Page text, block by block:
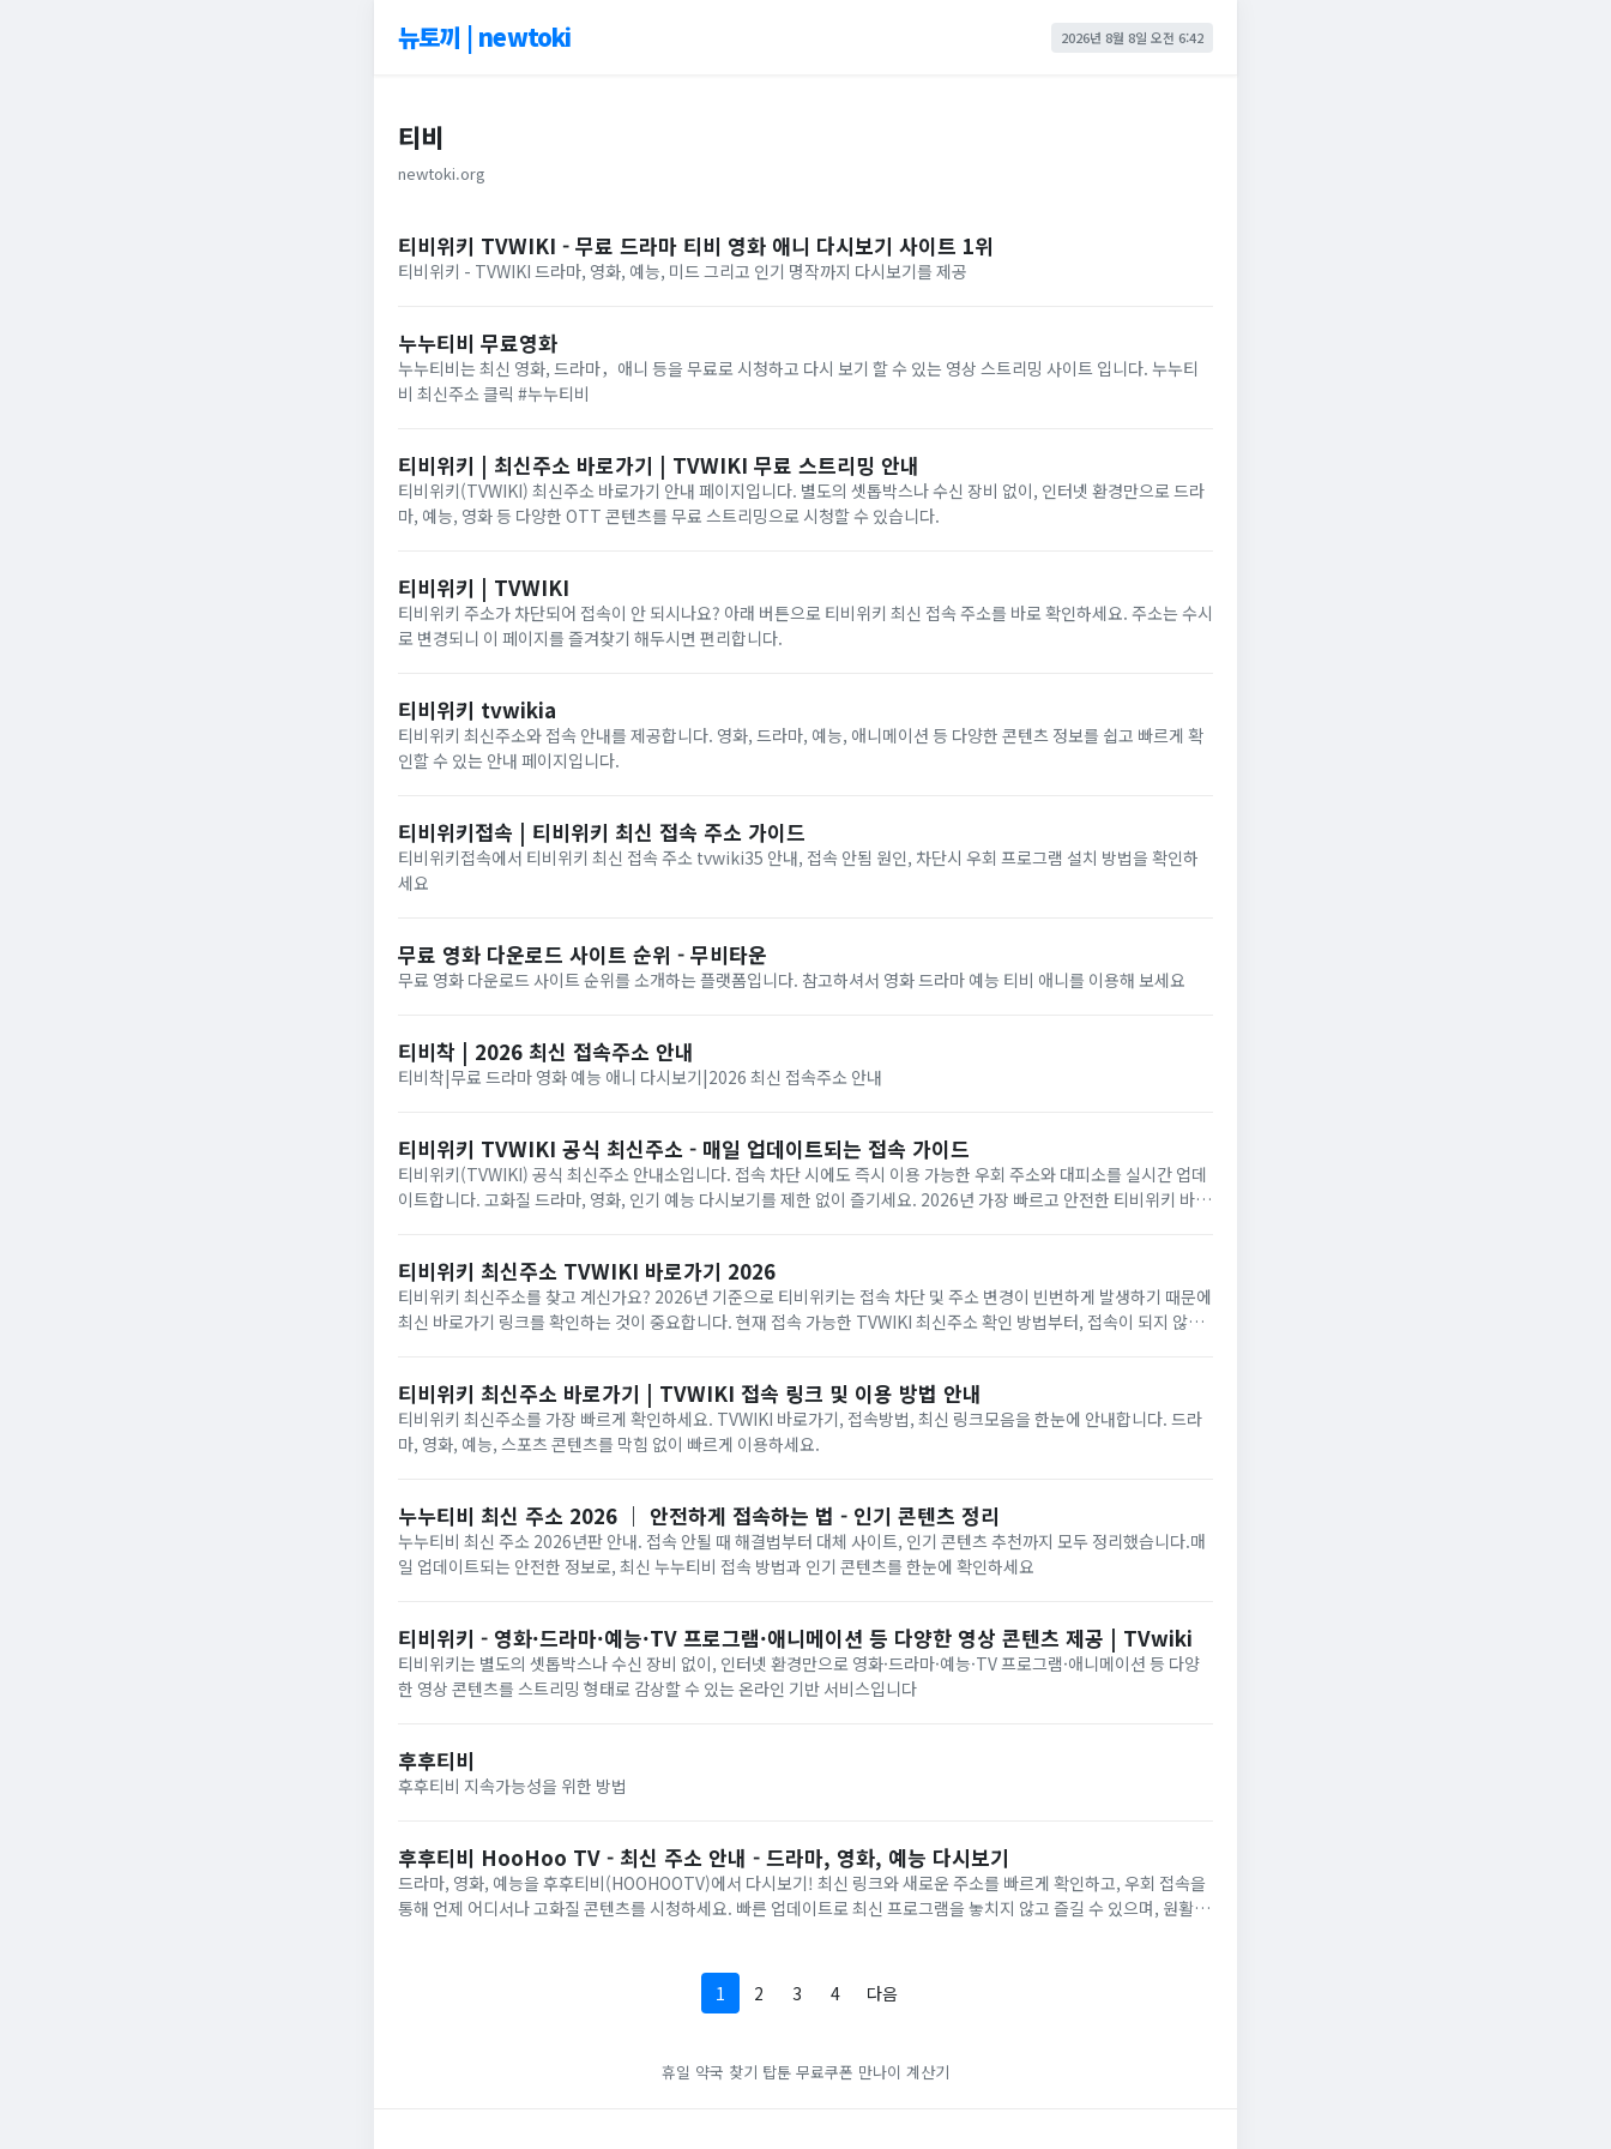
뉴토끼 | newtoki 2026년 8월 8일 오전 6:42
티비
newtoki.org
티비위키 TVWIKI - 무료 드라마 티비 영화 애니 다시보기 사이트 1위
티비위키 - TVWIKI 드라마, 영화, 예능, 미드 그리고 인기 명작까지 다시보기를 제공
누누티비 무료영화
누누티비는 최신 영화, 드라마，애니 등을 무료로 시청하고 다시 보기 할 수 있는 영상 스트리밍 사이트 입니다. 누누티
비 최신주소 클릭 #누누티비
티비위키 | 최신주소 바로가기 | TVWIKI 무료 스트리밍 안내
티비위키(TVWIKI) 최신주소 바로가기 안내 페이지입니다. 별도의 셋톱박스나 수신 장비 없이, 인터넷 환경만으로 드라
마, 예능, 영화 등 다양한 OTT 콘텐츠를 무료 스트리밍으로 시청할 수 있습니다.
티비위키 | TVWIKI
티비위키 주소가 차단되어 접속이 안 되시나요? 아래 버튼으로 티비위키 최신 접속 주소를 바로 확인하세요. 주소는 수시
로 변경되니 이 페이지를 즐겨찾기 해두시면 편리합니다.
티비위키 tvwikia
티비위키 최신주소와 접속 안내를 제공합니다. 영화, 드라마, 예능, 애니메이션 등 다양한 콘텐츠 정보를 쉽고 빠르게 확
인할 수 있는 안내 페이지입니다.
티비위키접속 | 티비위키 최신 접속 주소 가이드
티비위키접속에서 티비위키 최신 접속 주소 tvwiki35 안내, 접속 안됨 원인, 차단시 우회 프로그램 설치 방법을 확인하
세요
무료 영화 다운로드 사이트 순위 - 무비타운
무료 영화 다운로드 사이트 순위를 소개하는 플랫폼입니다. 참고하셔서 영화 드라마 예능 티비 애니를 이용해 보세요
티비착 | 2026 최신 접속주소 안내
티비착|무료 드라마 영화 예능 애니 다시보기|2026 최신 접속주소 안내
티비위키 TVWIKI 공식 최신주소 - 매일 업데이트되는 접속 가이드
티비위키(TVWIKI) 공식 최신주소 안내소입니다. 접속 차단 시에도 즉시 이용 가능한 우회 주소와 대피소를 실시간 업데
이트합니다. 고화질 드라마, 영화, 인기 예능 다시보기를 제한 없이 즐기세요. 2026년 가장 빠르고 안전한 티비위키 바로
티비위키 최신주소 TVWIKI 바로가기 2026
티비위키 최신주소를 찾고 계신가요? 2026년 기준으로 티비위키는 접속 차단 및 주소 변경이 빈번하게 발생하기 때문에
최신 바로가기 링크를 확인하는 것이 중요합니다. 현재 접속 가능한 TVWIKI 최신주소 확인 방법부터, 접속이 되지 않을
티비위키 최신주소 바로가기 | TVWIKI 접속 링크 및 이용 방법 안내
티비위키 최신주소를 가장 빠르게 확인하세요. TVWIKI 바로가기, 접속방법, 최신 링크모음을 한눈에 안내합니다. 드라
마, 영화, 예능, 스포츠 콘텐츠를 막힘 없이 빠르게 이용하세요.
누누티비 최신 주소 2026 ｜ 안전하게 접속하는 법 - 인기 콘텐츠 정리
누누티비 최신 주소 2026년판 안내. 접속 안될 때 해결법부터 대체 사이트, 인기 콘텐츠 추천까지 모두 정리했습니다.매
일 업데이트되는 안전한 정보로, 최신 누누티비 접속 방법과 인기 콘텐츠를 한눈에 확인하세요
티비위키 - 영화·드라마·예능·TV 프로그램·애니메이션 등 다양한 영상 콘텐츠 제공 | TVwiki
티비위키는 별도의 셋톱박스나 수신 장비 없이, 인터넷 환경만으로 영화·드라마·예능·TV 프로그램·애니메이션 등 다양
한 영상 콘텐츠를 스트리밍 형태로 감상할 수 있는 온라인 기반 서비스입니다
후후티비
후후티비 지속가능성을 위한 방법
후후티비 HooHoo TV - 최신 주소 안내 - 드라마, 영화, 예능 다시보기
드라마, 영화, 예능을 후후티비(HOOHOOTV)에서 다시보기! 최신 링크와 새로운 주소를 빠르게 확인하고, 우회 접속을
통해 언제 어디서나 고화질 콘텐츠를 시청하세요. 빠른 업데이트로 최신 프로그램을 놓치지 않고 즐길 수 있으며, 원활한
1 2 3 4 다음
휴일 약국 찾기 탑툰 무료쿠폰 만나이 계산기